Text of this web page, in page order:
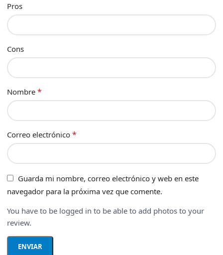
Pros
Cons
Nombre *
Correo electrónico *
Guarda mi nombre, correo electrónico y web en este
navegador para la próxima vez que comente.
You have to be logged in to be able to add photos to your
review.